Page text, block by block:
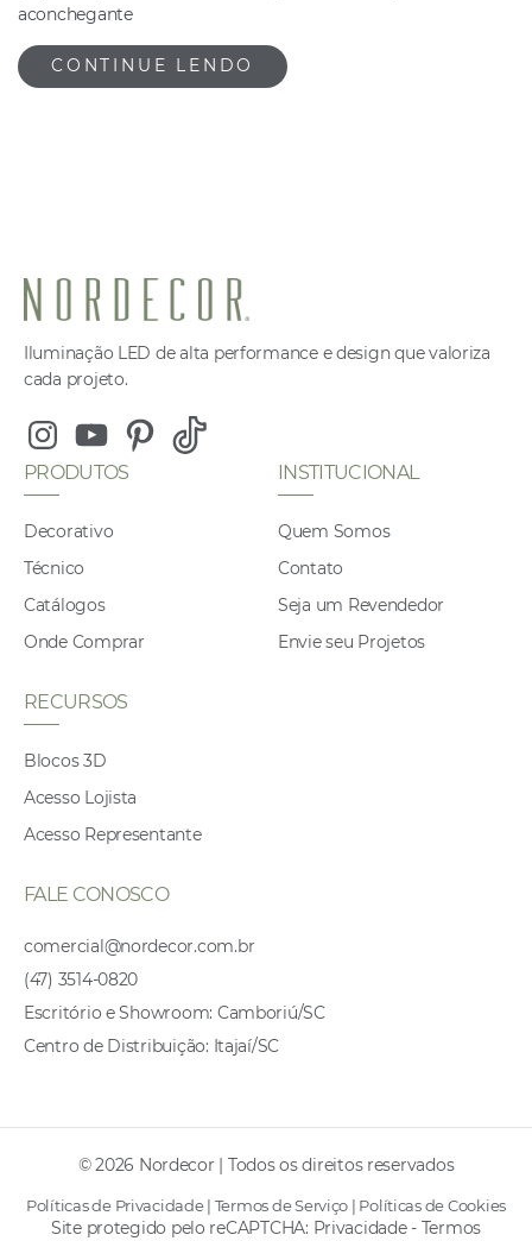
aconchegante
CONTINUE LENDO
Iluminação LED de alta performance e design que valoriza
cada projeto.
InstagramYoutubePinterest
Tiktok
PRODUTOS
Decorativo
Técnico
Catálogos
Onde Comprar
INSTITUCIONAL
Quem Somos
Contato
Seja um Revendedor
Envie seu Projetos
RECURSOS
Blocos 3D
Acesso Lojista
Acesso Representante
FALE CONOSCO
comercial@nordecor.com.br
(47) 3514-0820
Escritório e Showroom: Camboriú/SC
Centro de Distribuição: Itajaí/SC
© 2026 Nordecor | Todos os direitos reservados
Políticas de Privacidade| Termos de Serviço | Políticas de Cookies
Site protegido pelo reCAPTCHA: Privacidade- Termos